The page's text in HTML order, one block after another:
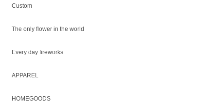
Custom
The only flower in the world
Every day fireworks
APPAREL
HOMEGOODS